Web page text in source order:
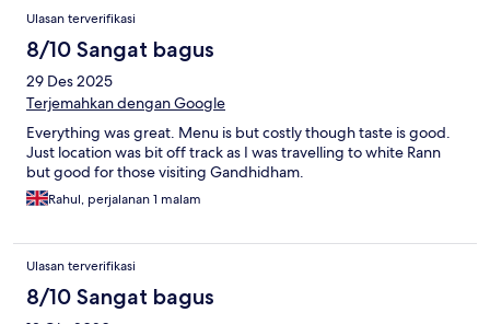
Ulasan terverifikasi
8/10 Sangat bagus
29 Des 2025
Terjemahkan dengan Google
Everything was great. Menu is but costly though taste is good.
Just location was bit off track as I was travelling to white Rann
but good for those visiting Gandhidham.
Rahul, perjalanan 1 malam
Ulasan terverifikasi
8/10 Sangat bagus